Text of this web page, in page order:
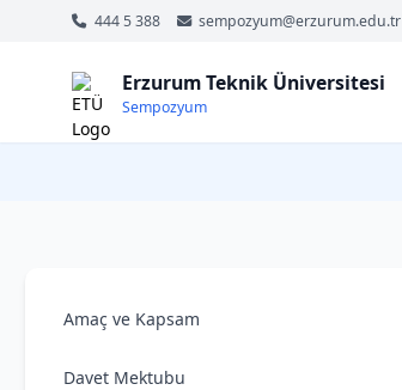
444 5 388 sempozyum@erzurum.edu.tr
Erzurum Teknik Üniversitesi
Sempozyum
Amaç ve Kapsam
Davet Mektubu